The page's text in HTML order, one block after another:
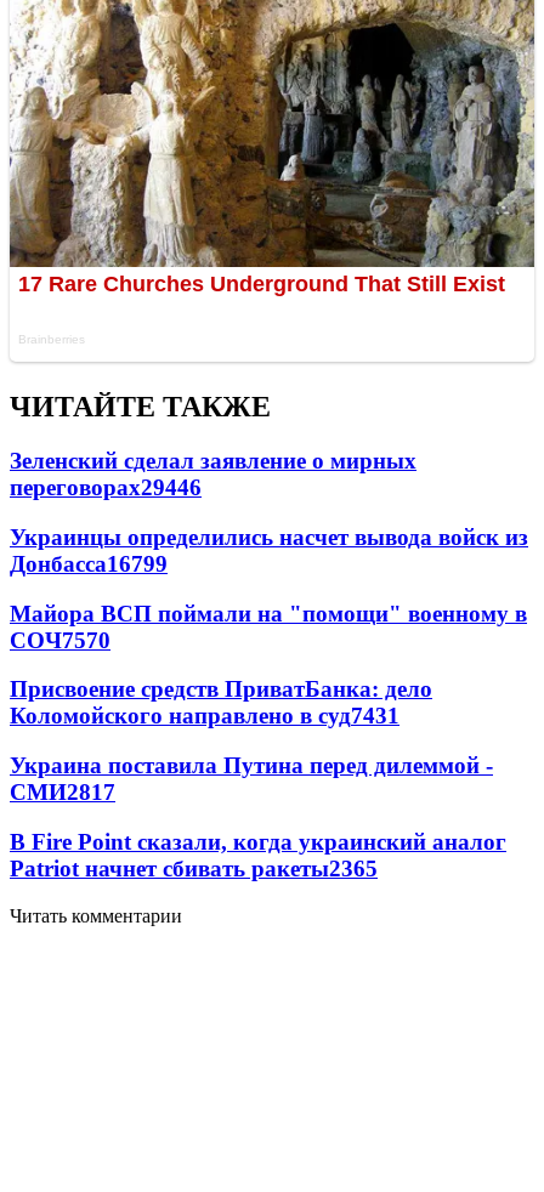
ЧИТАЙТЕ ТАКЖЕ
Зеленский сделал заявление о мирных
переговорах29446
Украинцы определились насчет вывода войск из
Донбасса16799
Майора ВСП поймали на "помощи" военному в
СОЧ7570
Присвоение средств ПриватБанка: дело
Коломойского направлено в суд7431
Украина поставила Путина перед дилеммой -
СМИ2817
В Fire Point сказали, когда украинский аналог
Patriot начнет сбивать ракеты2365
Читать комментарии